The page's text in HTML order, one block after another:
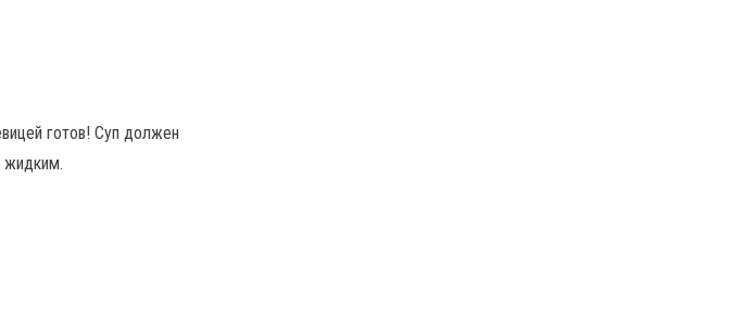
готов! Суп должен
жидким.